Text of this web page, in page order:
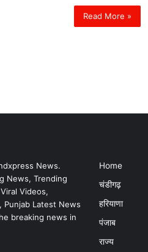
Read More »
News.
News, Trending
Videos,
Punjab Latest News
breaking news in
Home
चंडीगढ़
हरियाणा
पंजाब
राज्य